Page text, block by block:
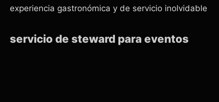
experiencia gastronómica y de servicio inolvidable
servicio de steward para eventos